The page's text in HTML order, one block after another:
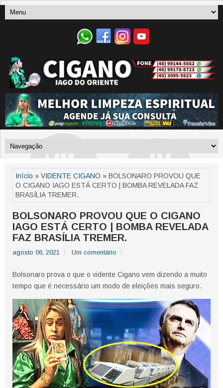
Início » VIDENTE CIGANO » BOLSONARO PROVOU QUE
O CIGANO IAGO ESTÁ CERTO | BOMBA REVELADA FAZ
BRASÍLIA TREMER.
BOLSONARO PROVOU QUE O CIGANO
IAGO ESTÁ CERTO | BOMBA REVELADA
FAZ BRASÍLIA TREMER.
agosto 06, 2021 Um comentário
Bolsonaro prova o que o vidente Cigano vem dizendo a muito
tempo que é necessário um modo de eleições mais seguro.